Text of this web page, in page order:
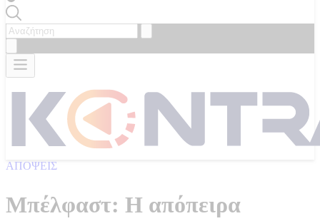
ΑΠΟΨΕΙΣ
Μπέλφαστ: Η απόπειρα